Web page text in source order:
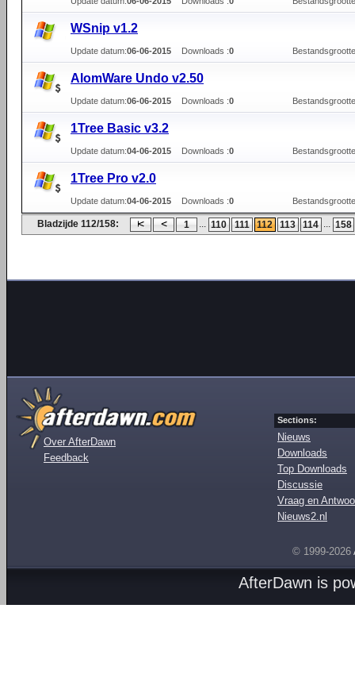
WSnip v1.2
Update datum:06-06-2015 Downloads :0
AlomWare Undo v2.50
Update datum:06-06-2015 Downloads :0
1Tree Basic v3.2
Update datum:04-06-2015 Downloads :0
1Tree Pro v2.0
Update datum:04-06-2015 Downloads :0
Bladzijde 112/158: 1 ... 110 111 112 113 114 ... 158
Over AfterDawn
Feedback
Sections:
Nieuws
Downloads
Top Downloads
Discussie
Vraag en
Nieuws2.nl
© 1999-2026
AfterDawn is